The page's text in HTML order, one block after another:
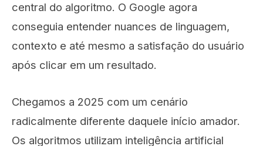
central do algoritmo. O Google agora
conseguia entender nuances de linguagem,
contexto e até mesmo a satisfação do usuário
após clicar em um resultado.
Chegamos a 2025 com um cenário
radicalmente diferente daquele início amador.
Os algoritmos utilizam inteligência artificial